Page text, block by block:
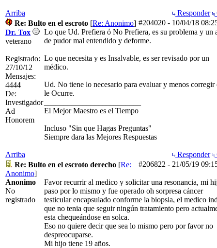
Arriba Responder
#204020 - 10/04/18
Re: Bulto en el escroto [Re: Anonimo]
Dr. Tox
veterano
Registrado:
27/10/12
Mensajes:
4444
De:
Investigador
Ad
Honorem
Lo que Ud. Prefiera ó No Prefiera, es su problema y un
de pudor mal entendido y deforme.
Lo que necesita y es Insalvable, es ser revisado por un
médico.
Ud. No tiene lo necesario para evaluar y menos corregir
le Ocurre.
El Mejor Maestro es el Tiempo
Incluso "Sin que Hagas Preguntas"
Siempre dara las Mejores Respuestas
Arriba Responder
#206822 - 21/05/19
Re: Bulto en el escroto derecho [Re:
Anonimo]
Anonimo
No
registrado
Favor recurrir al medico y solicitar una resonancia, mi
paso por lo mismo y fue operado oh sorpresa cáncer
testicular encapsulado conforme la biopsia, el medico
que no tenia que seguir ningún tratamiento pero
esta chequeándose en solca.
Eso no quiere decir que sea lo mismo pero por favor no
despreocuparse.
Mi hijo tiene 19 años.